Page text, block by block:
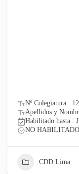
Nº Colegiatura :
Apellidos y
Habilitado hasta :
NO HABILITADO
CDD Lima